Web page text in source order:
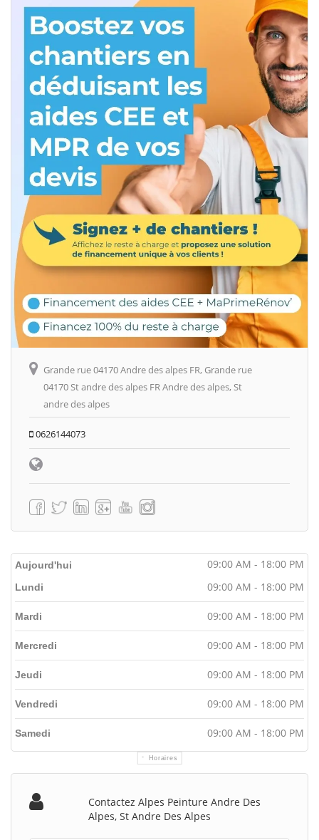
Grande rue 04170 Andre des alpes FR, Grande rue
04170 St andre des alpes FR Andre des alpes, St
andre des alpes
0626144073
Aujourd'hui 09:00 AM - 18:00 PM
Horaires
Lundi 09:00 AM - 18:00 PM
Mardi 09:00 AM - 18:00 PM
Mercredi 09:00 AM - 18:00 PM
Jeudi 09:00 AM - 18:00 PM
Vendredi 09:00 AM - 18:00 PM
Samedi 09:00 AM - 18:00 PM
Contactez Alpes Peinture Andre Des
Alpes, St Andre Des Alpes